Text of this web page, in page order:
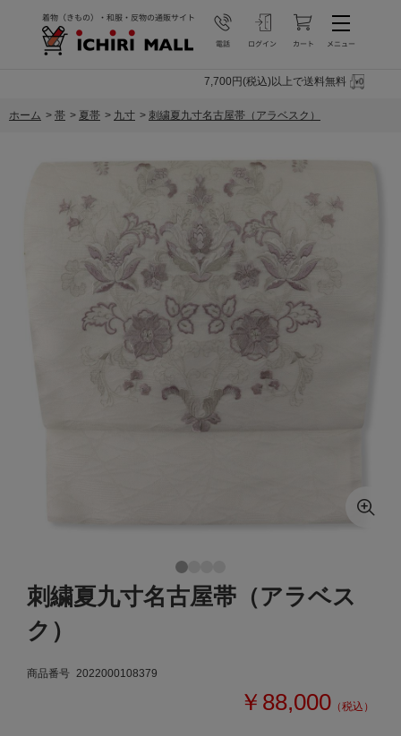
7,700円(税込)以上で送料無料
ホーム > 帯 > 夏帯 > 九寸 > 刺繍夏九寸名古屋帯（アラベスク）
刺繍夏九寸名古屋帯（アラベス
ク）
商品番号 2022000108379
￥88,000 （税込）